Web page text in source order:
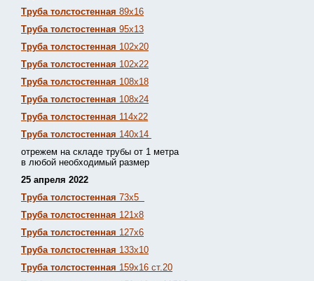
Труба толстостенная 89х16
Труба толстостенная 95х13
Труба толстостенная 102х20
Труба толстостенная 102х22
Труба толстостенная 108х18
Труба толстостенная 108х24
Труба толстостенная 114х22
Труба толстостенная 140х14
отрежем на складе трубы от 1 метра
в любой необходимый размер
25 апреля 2022
Труба толстостенная 73х5
Труба толстостенная 121х8
Труба толстостенная 127х6
Труба толстостенная 133х10
Труба толстостенная 159х16 ст.20